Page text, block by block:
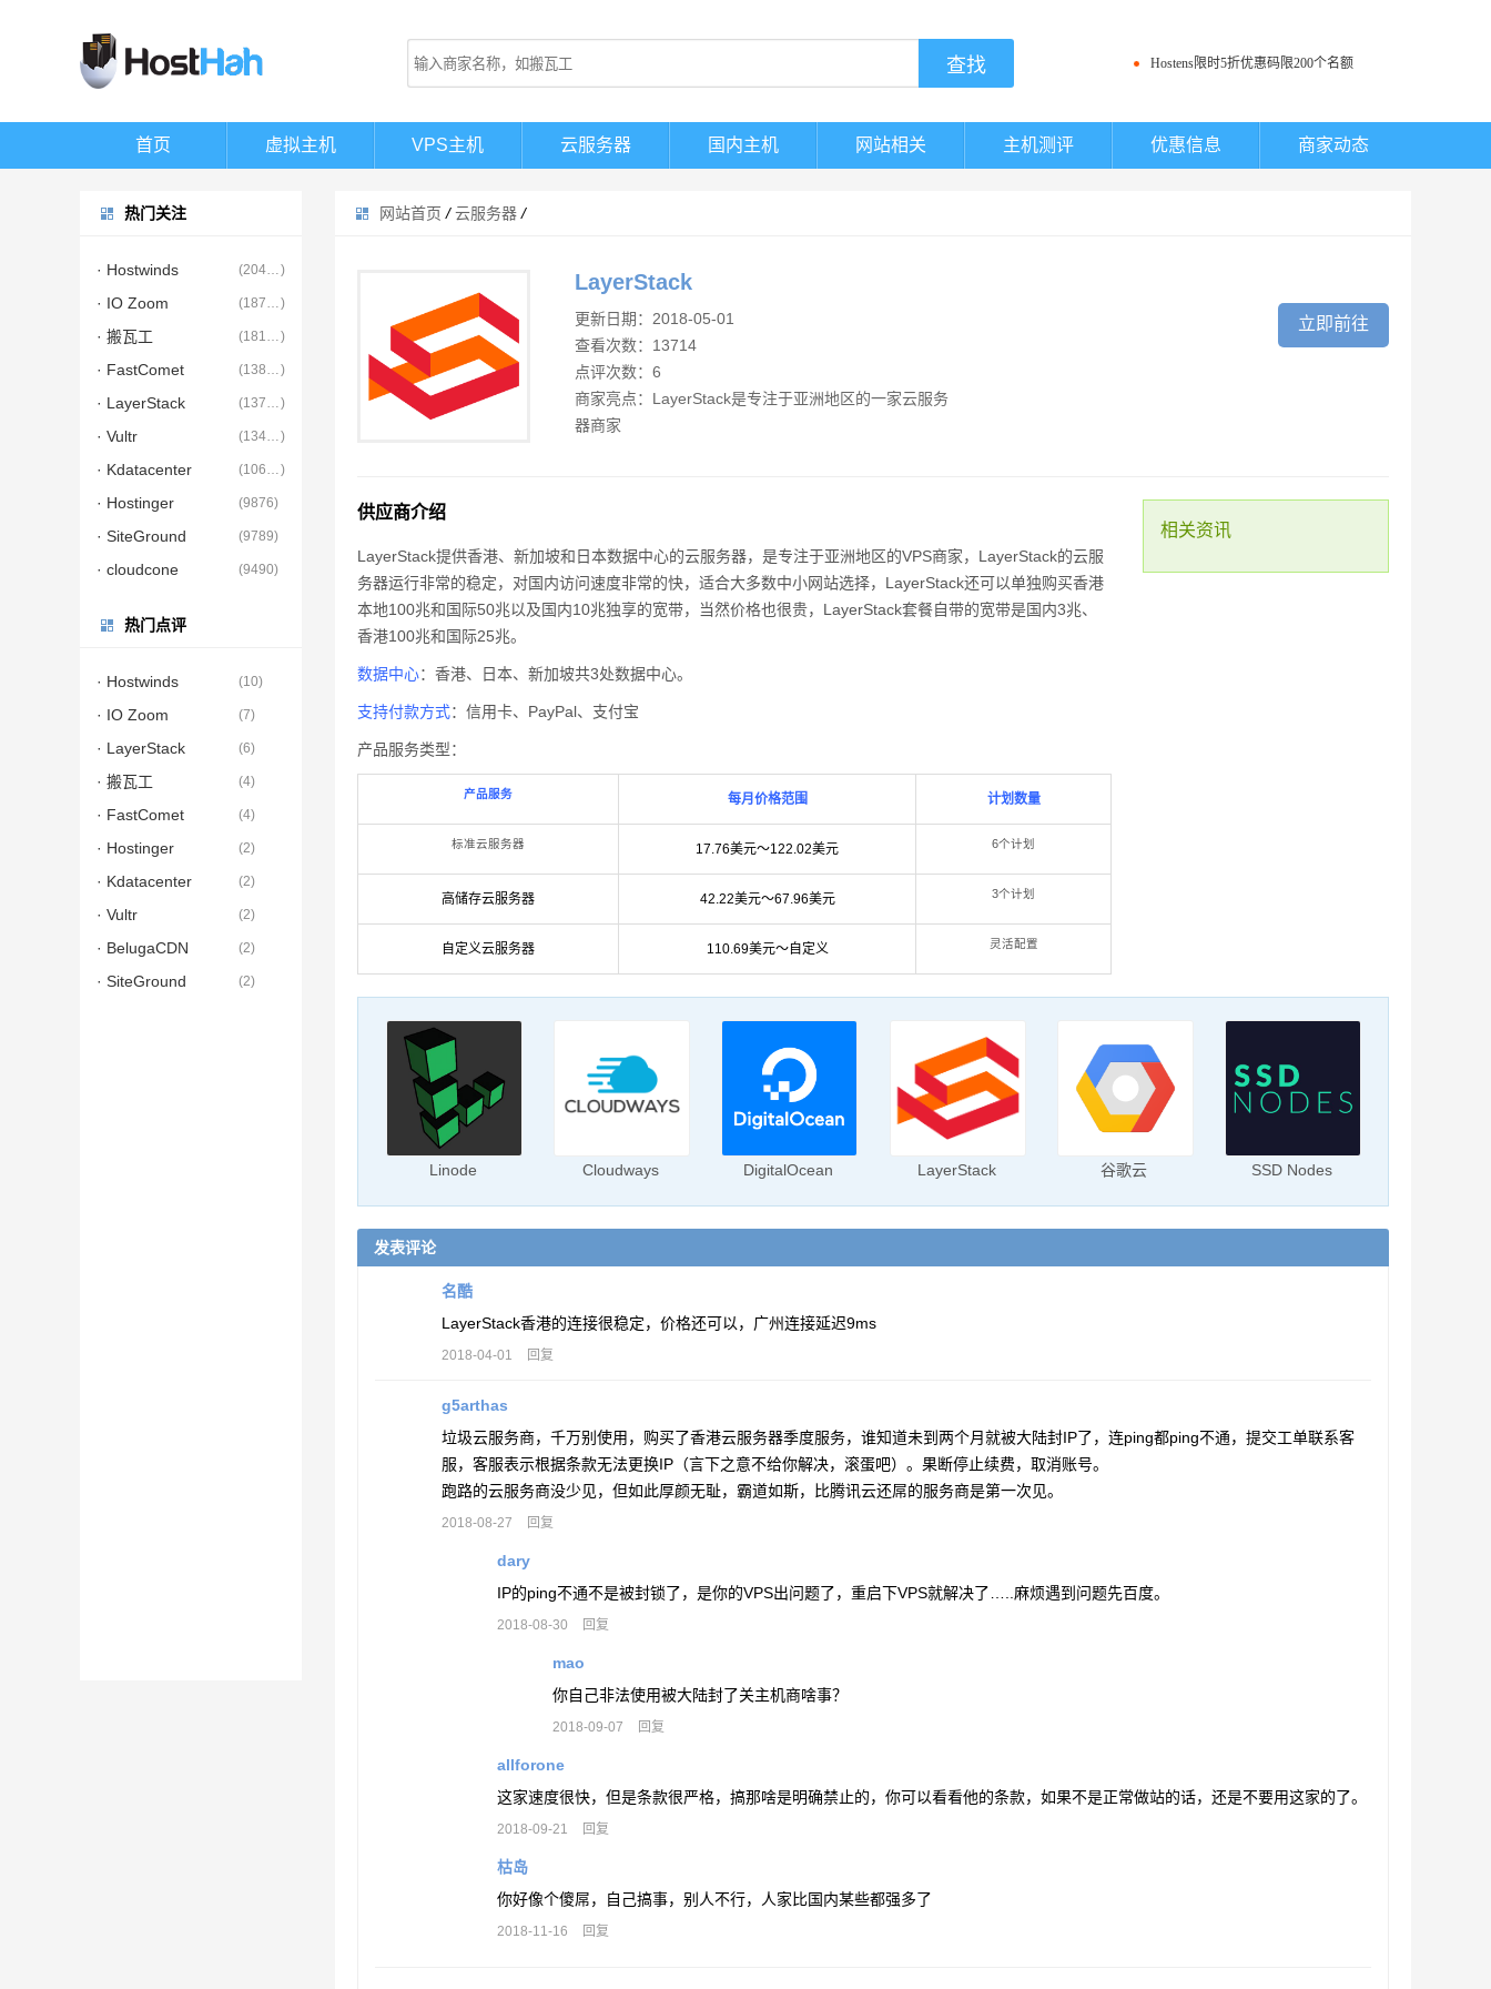
Hostens限时5折优惠码限200个名额
FastComet复活节活动优惠20%折扣
SharkTech改版后的VPS配置信息与价格
Vultr新用户注册充值送25美元活动
首页 虚拟主机 VPS主机 云服务器 国内主机 网站相关 主机测评 优惠信息 商家动态
网站首页 / 云服务器 /
LayerStack
更新日期：2018-05-01
查看次数：13714
点评次数：6
商家亮点：LayerStack是专注于亚洲地区的一家云服务
器商家
立即前往
供应商介绍
LayerStack提供香港、新加坡和日本数据中心的云服务器，是专注于亚洲地区的VPS商家，LayerStack的云服
务器运行非常的稳定，对国内访问速度非常的快，适合大多数中小网站选择，LayerStack还可以单独购买香港
本地100兆和国际50兆以及国内10兆独享的宽带，当然价格也很贵，LayerStack套餐自带的宽带是国内3兆、
香港100兆和国际25兆。
数据中心：香港、日本、新加坡共3处数据中心。
支持付款方式：信用卡、PayPal、支付宝
产品服务类型：
产品服务 每月价格范围 计划数量
标准云服务器 17.76美元～122.02美元 6个计划
高储存云服务器 42.22美元～67.96美元 3个计划
自定义云服务器 110.69美元～自定义 灵活配置
相关资讯
Linode Cloudways DigitalOcean LayerStack 谷歌云 SSD Nodes
发表评论
名酷
LayerStack香港的连接很稳定，价格还可以，广州连接延迟9ms
2018-04-01 回复
g5arthas
垃圾云服务商，千万别使用，购买了香港云服务器季度服务，谁知道未到两个月就被大陆封IP了，连ping都ping不通，提交工单联系客
服，客服表示根据条款无法更换IP（言下之意不给你解决，滚蛋吧）。果断停止续费，取消账号。
跑路的云服务商没少见，但如此厚颜无耻，霸道如斯，比腾讯云还屌的服务商是第一次见。
2018-08-27 回复
dary
IP的ping不通不是被封锁了，是你的VPS出问题了，重启下VPS就解决了…..麻烦遇到问题先百度。
2018-08-30 回复
mao
你自己非法使用被大陆封了关主机商啥事？
2018-09-07 回复
allforone
这家速度很快，但是条款很严格，搞那啥是明确禁止的，你可以看看他的条款，如果不是正常做站的话，还是不要用这家的了。
2018-09-21 回复
枯岛
你好像个傻屌，自己搞事，别人不行，人家比国内某些都强多了
2018-11-16 回复
热门关注
· Hostwinds ( 20475)
· IO Zoom ( 18707)
· 搬瓦工 ( 18164)
· FastComet ( 13835)
· LayerStack ( 13714)
· Vultr ( 13458)
· Kdatacenter ( 10627)
· Hostinger (9876)
· SiteGround (9789)
· cloudcone (9490)
热门点评
· Hostwinds (10)
· IO Zoom (7)
· LayerStack (6)
· 搬瓦工 (4)
· FastComet (4)
· Hostinger (2)
· Kdatacenter (2)
· Vultr (2)
· BelugaCDN (2)
· SiteGround (2)